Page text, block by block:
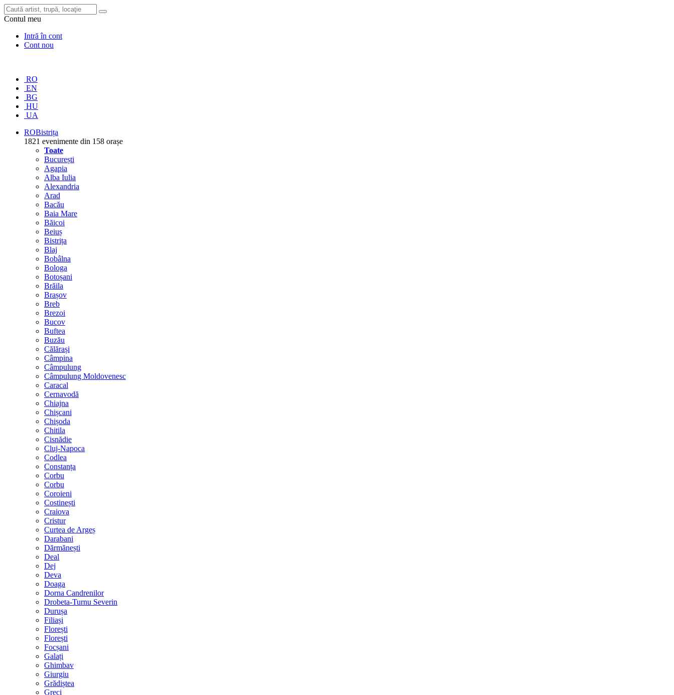
Contul meu
Intră în cont
Cont nou
RO
EN
BG
HU
UA
ROBistrița
1821 evenimente din 158 orașe
Toate
București
Agapia
Alba Iulia
Alexandria
Arad
Bacău
Baia Mare
Băicoi
Beiuș
Bistrița
Blaj
Bobâlna
Bologa
Botoșani
Brăila
Brașov
Breb
Brezoi
Bucov
Buftea
Buzău
Călărași
Câmpina
Câmpulung
Câmpulung Moldovenesc
Caracal
Cernavodă
Chiajna
Chișcani
Chișoda
Chitila
Cisnădie
Cluj-Napoca
Codlea
Constanța
Corbu
Corbu
Coroieni
Costinești
Craiova
Cristur
Curtea de Argeș
Darabani
Dărmănești
Deal
Dej
Deva
Doaga
Dorna Candrenilor
Drobeta-Turnu Severin
Durușa
Filiași
Florești
Florești
Focșani
Galați
Ghimbav
Giurgiu
Grădiștea
Greci